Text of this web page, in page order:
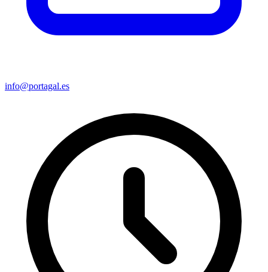
info@portagal.es